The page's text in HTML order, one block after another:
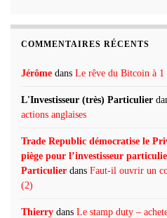
COMMENTAIRES RÉCENTS
Jérôme dans Le rêve du Bitcoin à 1
L'Investisseur (très) Particulier
actions anglaises
Trade Republic démocratise le
piège pour l’investisseur
Particulier dans Faut-il ouvrir un
(2)
Thierry dans Le stamp duty –